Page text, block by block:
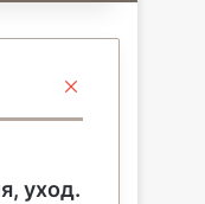
уход.